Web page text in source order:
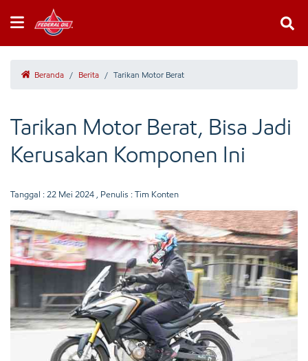
Beranda / Berita / Tarikan Motor Berat
Tarikan Motor Berat, Bisa Jadi
Kerusakan Komponen Ini
Tanggal : 22 Mei 2024 , Penulis : Tim Konten